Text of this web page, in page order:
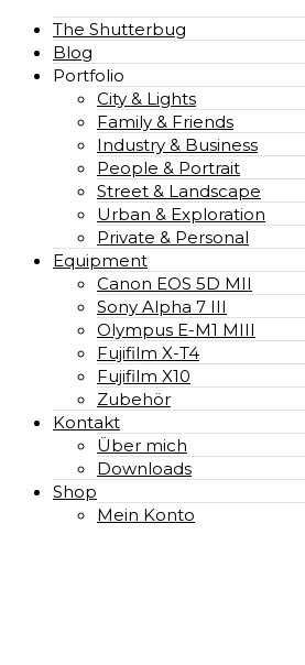
The Shutterbug
Blog
Portfolio
City & Lights
Family & Friends
Industry & Business
People & Portrait
Street & Landscape
Urban & Exploration
Private & Personal
Equipment
Canon EOS 5D MII
Sony Alpha 7 III
Olympus E-M1 MIII
Fujifilm X-T4
Fujifilm X10
Zubehör
Kontakt
Über mich
Downloads
Shop
Mein Konto